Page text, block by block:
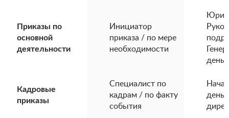
Приказы по
основной
деятельности
Инициатор
приказа / по мере
необходимости
день)
Кадровые
приказы
Специалист по
кадрам / по факту
события